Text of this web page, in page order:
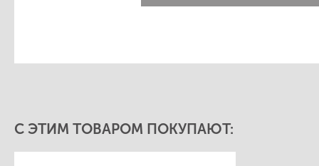
С ЭТИМ ТОВАРОМ ПОКУПАЮТ: